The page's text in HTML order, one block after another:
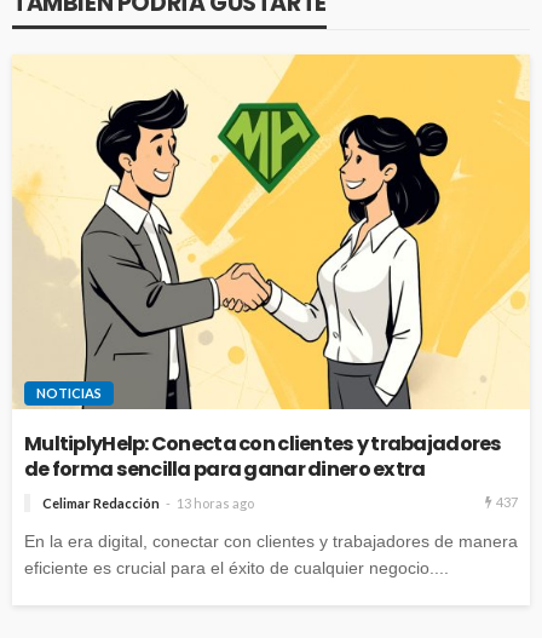
NOTICIAS
MultiplyHelp: Conecta con clientes y trabajadores
de forma sencilla para ganar dinero extra
Celimar Redacción 13 horas ago 437
En la era digital, conectar con clientes y trabajadores de manera
eficiente es crucial para el éxito de cualquier negocio....